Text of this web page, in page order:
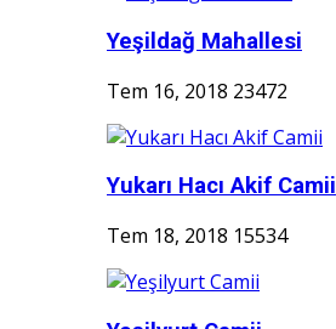
Yeşildağ Mahallesi
Tem 16, 2018 23472
Yukarı Hacı Akif Camii
Tem 18, 2018 15534